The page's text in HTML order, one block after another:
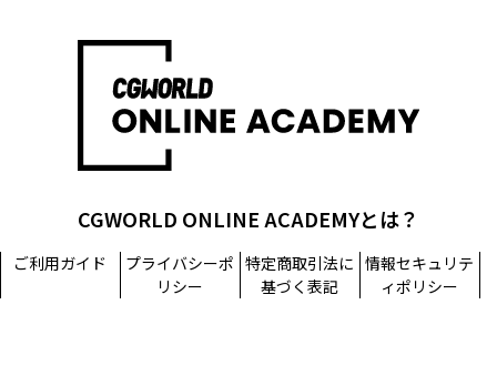
CGWORLD ONLINE ACADEMYとは？
ご利用ガイド
プライバシーポ
リシー
特定商取引法に
基づく表記
情報セキュリテ
ィポリシー